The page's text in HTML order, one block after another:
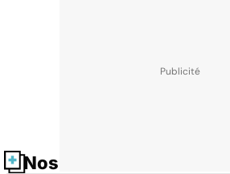
Nos fiches santé